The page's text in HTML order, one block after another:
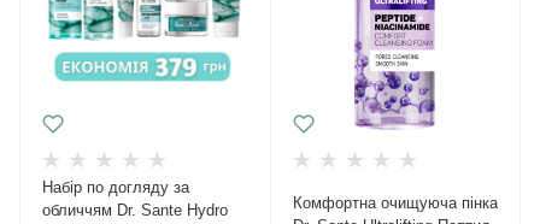
Набір по догляду за
обличчям Dr. Sante Hydro
Комфортна очищуюча пінка